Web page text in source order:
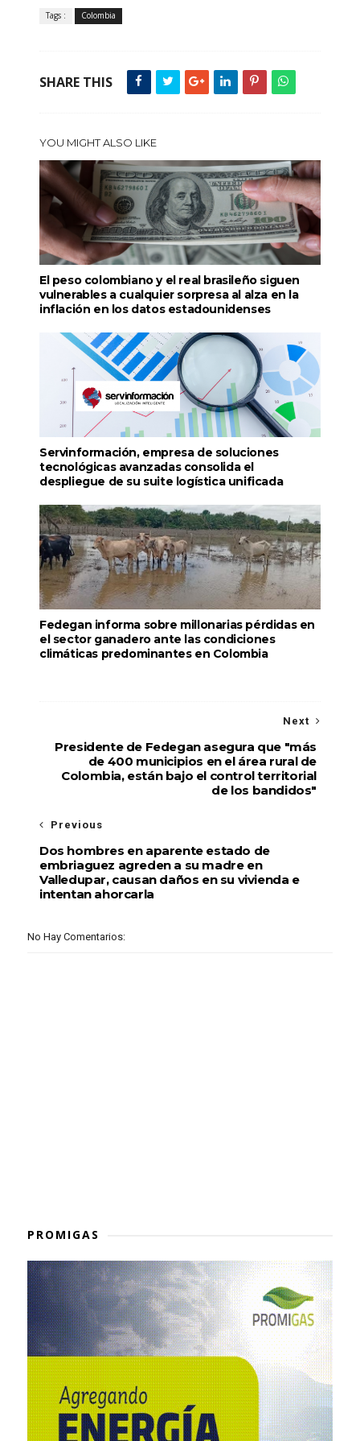
Tags : Colombia
SHARE THIS
YOU MIGHT ALSO LIKE
El peso colombiano y el real brasileño siguen
vulnerables a cualquier sorpresa al alza en la
inflación en los datos estadounidenses
Servinformación, empresa de soluciones
tecnológicas avanzadas consolida el
despliegue de su suite logística unificada
Fedegan informa sobre millonarias pérdidas en
el sector ganadero ante las condiciones
climáticas predominantes en Colombia
Next
Presidente de Fedegan asegura que "más
de 400 municipios en el área rural de
Colombia, están bajo el control territorial
de los bandidos"
Previous
Dos hombres en aparente estado de
embriaguez agreden a su madre en
Valledupar, causan daños en su vivienda e
intentan ahorcarla
No Hay Comentarios:
PROMIGAS